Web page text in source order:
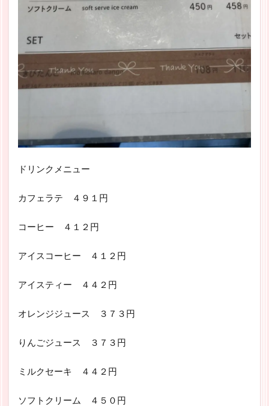
ドリンクメニュー
カフェラテ ４９１円
コーヒー ４１２円
アイスコーヒー ４１２円
アイスティー ４４２円
オレンジジュース ３７３円
りんごジュース ３７３円
ミルクセーキ ４４２円
ソフトクリーム ４５０円